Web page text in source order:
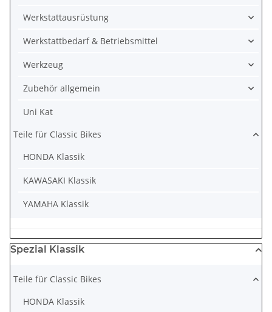
Werkstattausrüstung
Werkstattbedarf & Betriebsmittel
Werkzeug
Zubehör allgemein
Uni Kat
Teile für Classic Bikes
HONDA Klassik
KAWASAKI Klassik
YAMAHA Klassik
Spezial Klassik
Teile für Classic Bikes
HONDA Klassik